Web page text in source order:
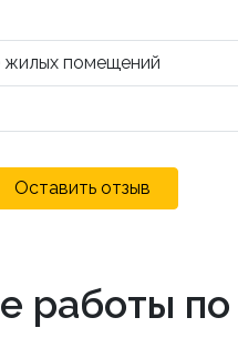
помещений
Оставить отзыв
работы